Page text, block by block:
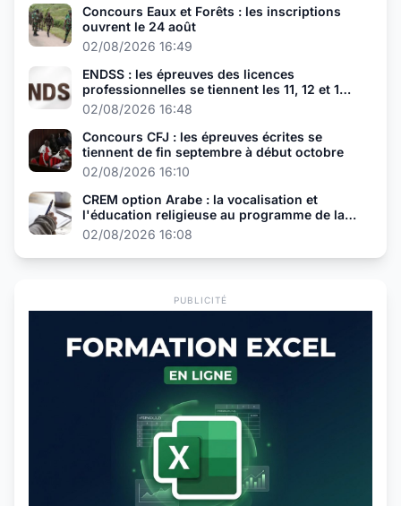
Concours Eaux et Forêts : les inscriptions
ouvrent le 24 août
02/08/2026 16:49
ENDSS : les épreuves des licences
professionnelles se tiennent les 11, 12 et 13
août
02/08/2026 16:48
Concours CFJ : les épreuves écrites se
tiennent de fin septembre à début octobre
02/08/2026 16:10
CREM option Arabe : la vocalisation et
l'éducation religieuse au programme de la
présélection
02/08/2026 16:08
PUBLICITÉ